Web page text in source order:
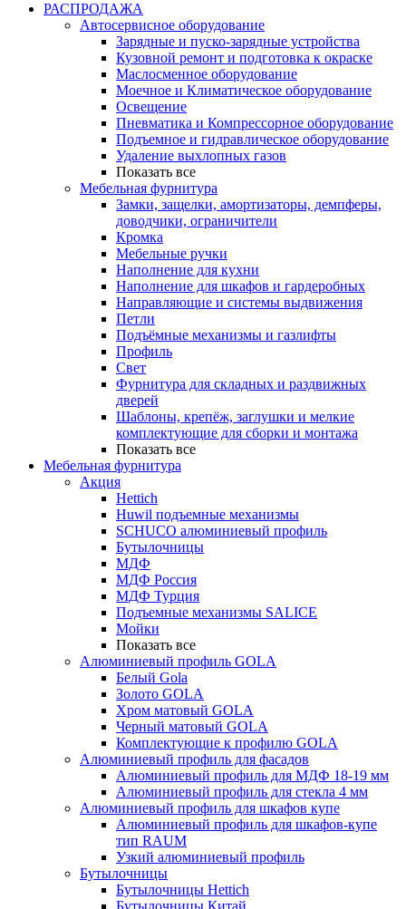
РАСПРОДАЖА
Автосервисное оборудование
Зарядные и пуско-зарядные устройства
Кузовной ремонт и подготовка к окраске
Маслосменное оборудование
Моечное и Климатическое оборудование
Освещение
Пневматика и Компрессорное оборудование
Подъемное и гидравлическое оборудование
Удаление выхлопных газов
Показать все
Мебельная фурнитура
Замки, защелки, амортизаторы, демпферы,
доводчики, ограничители
Кромка
Мебельные ручки
Наполнение для кухни
Наполнение для шкафов и гардеробных
Направляющие и системы выдвижения
Петли
Подъёмные механизмы и газлифты
Профиль
Свет
Фурнитура для складных и раздвижных
дверей
Шаблоны, крепёж, заглушки и мелкие
комплектующие для сборки и монтажа
Показать все
Мебельная фурнитура
Акция
Hettich
Huwil подъемные механизмы
SCHUCO алюминиевый профиль
Бутылочницы
МДФ
МДФ Россия
МДФ Турция
Подъемные механизмы SALICE
Мойки
Показать все
Алюминиевый профиль GOLA
Белый Gola
Золото GOLA
Хром матовый GOLA
Черный матовый GOLA
Комплектующие к профилю GOLA
Алюминиевый профиль для фасадов
Алюминиевый профиль для МДФ 18-19 мм
Алюминиевый профиль для стекла 4 мм
Алюминиевый профиль для шкафов купе
Алюминиевый профиль для шкафов-купе
тип RAUM
Узкий алюминиевый профиль
Бутылочницы
Бутылочницы Hettich